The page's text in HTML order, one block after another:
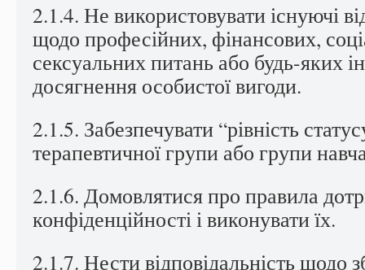
2.1.4. Не використовувати існуючі
щодо професійних, фінансових,
сексуальних питань або будь-яких
досягнення особистої вигоди.
2.1.5. Забезпечувати “рівність
терапевтичної групи або групи
2.1.6. Домовлятися про правила
конфіденційності і виконувати їх.
2.1.7. Нести відповідальність щодо